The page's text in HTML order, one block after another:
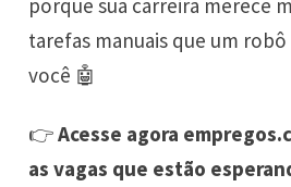
porque sua carreira merece
tarefas manuais que um
você 🤖
👉Acesse agora
as vagas que estão